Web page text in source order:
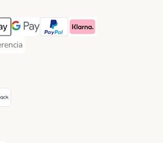
MethodPayment Method
Pay Payment Method
Google Pay Payment Method
PayPal Payment Method
Klarna Payment Method
Payment Method
Method
Shipping Method
paack Shipping Method